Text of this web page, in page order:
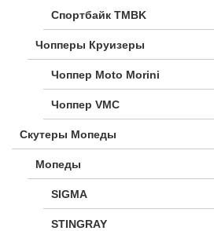
Спортбайк TMBK
Чопперы Круизеры
Чоппер Moto Morini
Чоппер VMC
Скутеры Мопеды
Мопеды
SIGMA
STINGRAY